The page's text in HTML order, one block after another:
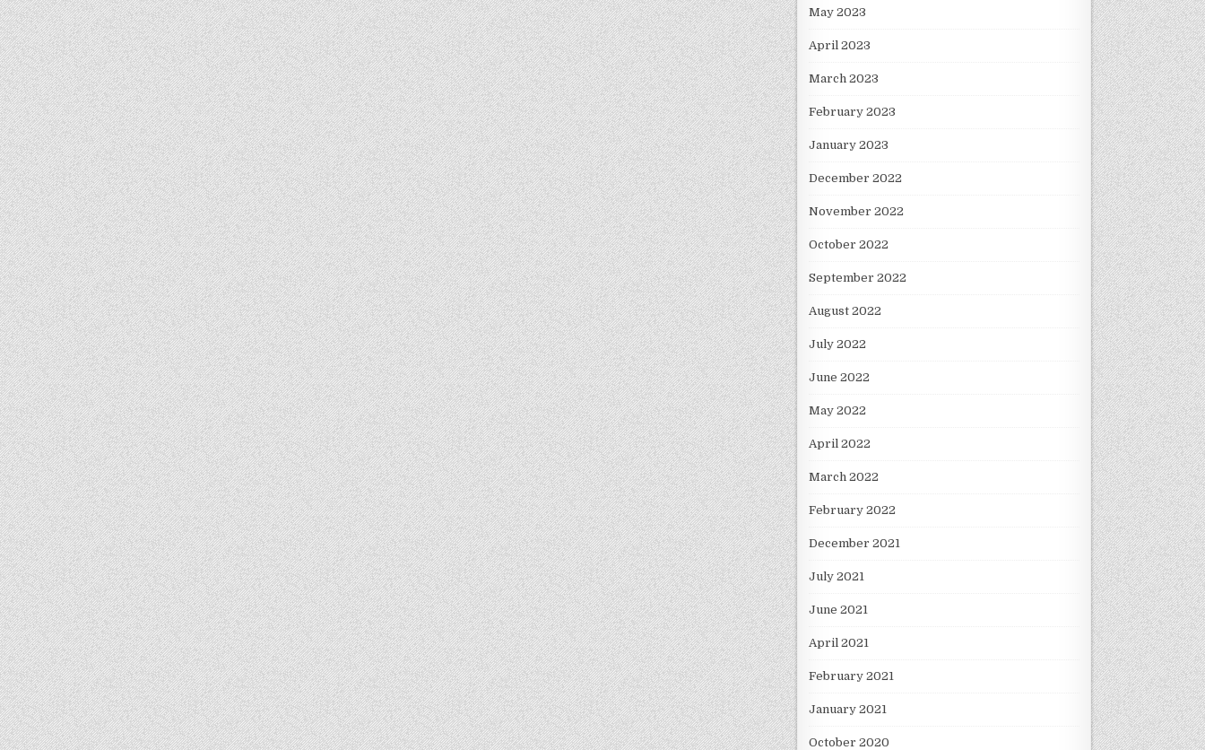
May 2023
April 2023
March 2023
February 2023
January 2023
December 2022
November 2022
October 2022
September 2022
August 2022
July 2022
June 2022
May 2022
April 2022
March 2022
February 2022
December 2021
July 2021
June 2021
April 2021
February 2021
January 2021
October 2020